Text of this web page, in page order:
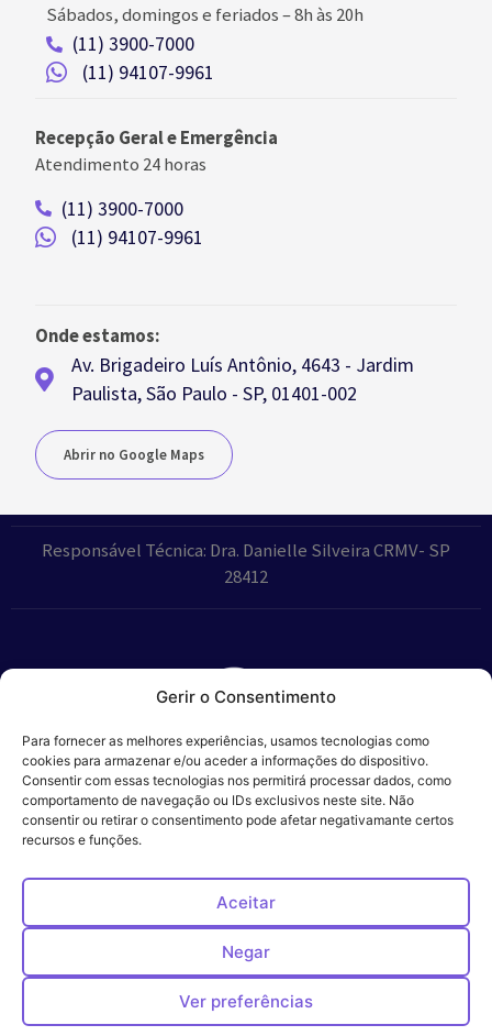
Gerir o Consentimento
Para fornecer as melhores experiências, usamos tecnologias como
cookies para armazenar e/ou aceder a informações do dispositivo.
Consentir com essas tecnologias nos permitirá processar dados, como
comportamento de navegação ou IDs exclusivos neste site. Não
consentir ou retirar o consentimento pode afetar negativamante certos
recursos e funções.
Aceitar
Negar
Ver preferências
Sábados, domingos e feriados–8h às 20h
(11) 3900-7000
(11) 94107-9961
Recepção Geral e Emergência
Atendimento 24 horas
(11) 3900-7000
(11) 94107-9961
Onde estamos:
Av. Brigadeiro Luís Antônio, 4643 - Jardim
Paulista, São Paulo - SP, 01401-002
Abrir no Google Maps
Responsável Técnica: Dra. Danielle Silveira CRMV- SP
28412
Parceiros:
Veros – Hospital
Ética